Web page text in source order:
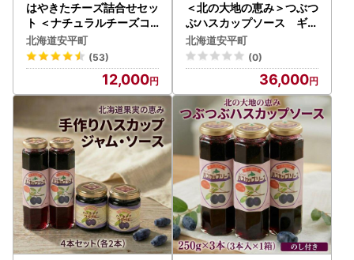
はやきたチーズ詰合せセッ
ト ＜ナチュラルチーズコ
ンテスト受賞! 夢民舎ブラ
ンド＞（カマンベール・ク
リーム・ブルー）【1000
北海道安平町
(53)
12,000
＜北の大地の恵み＞つぶつ
ぶハスカップソース ギフ
トセット 250g×9本
北海道安平町
(0)
36,000